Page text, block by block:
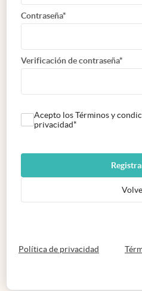
Contraseña*
Verificación de contraseña*
Acepto los Términos y
privacidad*
Política de privacidad abre en